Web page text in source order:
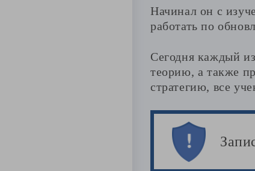
Начинал он с
работать по
Сегодня каждый
теорию, а также
стратегию, все